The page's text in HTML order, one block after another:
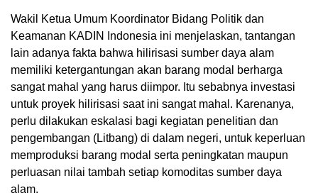
Wakil Ketua Umum Koordinator Bidang Politik dan
Keamanan KADIN Indonesia ini menjelaskan, tantangan
lain adanya fakta bahwa hilirisasi sumber daya alam
memiliki ketergantungan akan barang modal berharga
sangat mahal yang harus diimpor. Itu sebabnya investasi
untuk proyek hilirisasi saat ini sangat mahal. Karenanya,
perlu dilakukan eskalasi bagi kegiatan penelitian dan
pengembangan (Litbang) di dalam negeri, untuk keperluan
memproduksi barang modal serta peningkatan maupun
perluasan nilai tambah setiap komoditas sumber daya
alam.